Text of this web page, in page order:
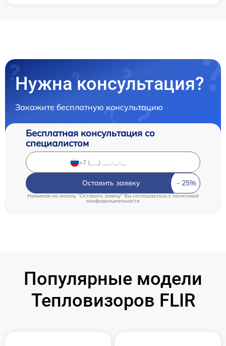
Нужна консультация?
Закажите бесплатную консультацию
Бесплатная консультация со
специалистом
Оставить заявку
Нажимая на кнопку "Оставить заявку" Вы соглашаетесь c политикой
конфиденциальности
Популярные модели
Тепловизоров FLIR